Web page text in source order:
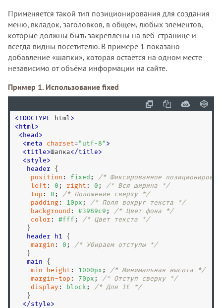
Применяется такой тип позиционирования для создания
меню, вкладок, заголовков, в общем, любых элементов,
которые должны быть закреплены на веб-странице и
всегда видны посетителю. В примере 1 показано
добавление «шапки», которая остаётся на одном месте
независимо от объёма информации на сайте.
Пример 1. Использование fixed
< ! DOCTYPE html >
< html >
< head >
<meta charset= " utf-8 " >
<title>Шапка</title>
<style>
header {
position : fixed ;
/* Фиксированное
left : 0 ; right : 0 ;
/* Вся ширина */
top : 0 ;
/* Положение сверху */
padding : 10px ;
/* Поля вокруг текста */
background : #3989c9 ;
/* Цвет фона */
color : #fff ;
/* Цвет текста */
   }
header
h1
{
margin : 0 ;
/* Убираем отступы */
   }
main {
min-height : 1000px ;
/* Минимальная высота */
margin-top : 70px ;
/* Отступ сверху */
display : block ;
/* Для IE */
   }
</style>